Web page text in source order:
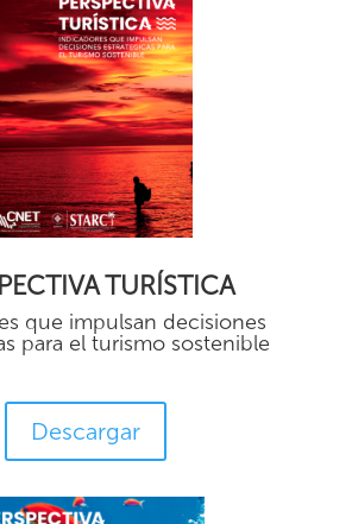
TURÍSTICA
que impulsan decisiones
para el turismo sostenible
Descargar